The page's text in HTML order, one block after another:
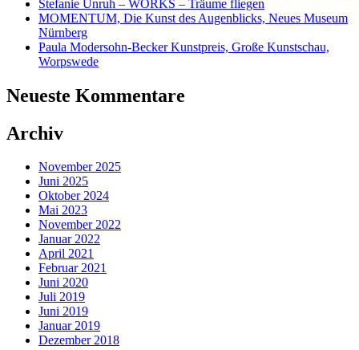
Stefanie Unruh – WORKS – Träume fliegen
MOMENTUM, Die Kunst des Augenblicks, Neues Museum
Nürnberg
Paula Modersohn-Becker Kunstpreis, Große Kunstschau,
Worpswede
Neueste Kommentare
Archiv
November 2025
Juni 2025
Oktober 2024
Mai 2023
November 2022
Januar 2022
April 2021
Februar 2021
Juni 2020
Juli 2019
Juni 2019
Januar 2019
Dezember 2018